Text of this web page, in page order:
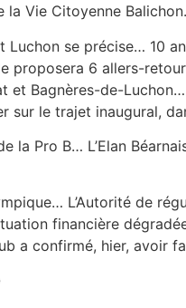
la Vie Citoyenne Balichon.
se précise… 10
6 allers-
et Bagnères-de-
le trajet inaugural,
Pro B… L’Elan
L’Autorité de
financière
a confirmé, hier, avoir